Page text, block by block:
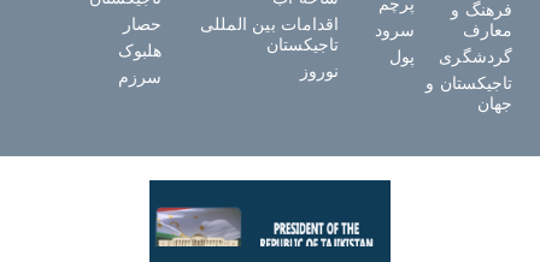
فرهنگ و
معارف
گردشگری
تاجیکستان و
جهان
پرچم
سرود
پول
اقدامات بین المللی
تاجیکستان
نوروز
حصار
هلبوک
سرزم